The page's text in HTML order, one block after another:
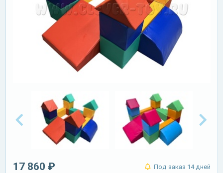
17 860 ₽ Под заказ 14 дней